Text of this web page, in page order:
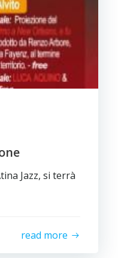
Jazz, si terrà
read more